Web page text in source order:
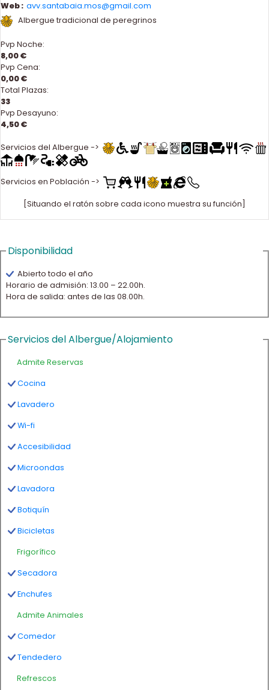
Web : avv.santabaia.mos@gmail.com
Albergue tradicional de peregrinos
Pvp Noche:
8,00 €
Pvp Cena:
0,00 €
Total Plazas:
33
Pvp Desayuno:
4,50 €
Servicios del Albergue ->
Servicios en Población ->
[Situando el ratón sobre cada icono muestra su función]
Disponibilidad
Abierto todo el año
Horario de admisión: 13.00 – 22.00h.
Hora de salida: antes de las 08.00h.
Servicios del Albergue/Alojamiento
Admite Reservas
Cocina
Lavadero
Wi-fi
Accesibilidad
Microondas
Lavadora
Botiquín
Bicicletas
Frigorífico
Secadora
Enchufes
Admite Animales
Comedor
Tendedero
Refrescos